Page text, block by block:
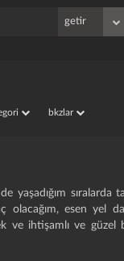
bkzlar
yaşadığım
olacağım, esen yel
ve ihtişamlı ve